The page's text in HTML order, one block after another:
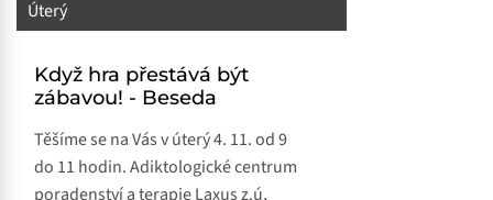
Úterý
Když hra přestává být
zábavou! - Beseda
Těšíme se na Vás v úterý 4. 11. od 9
do 11 hodin. Adiktologické centrum
poradenství a terapie Laxus z.ú,